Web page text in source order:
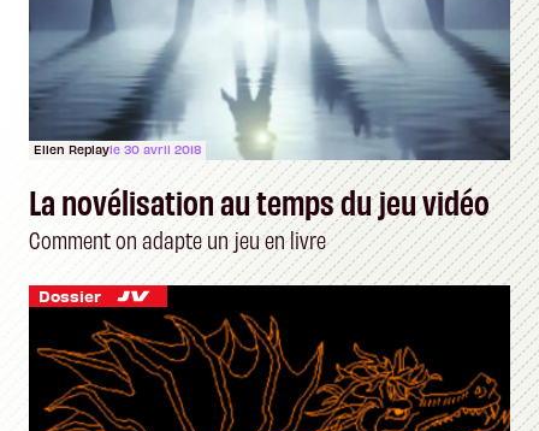
Ellen Replayle 30 avril 2018
La novélisation au temps du jeu vidéo
Comment on adapte un jeu en livre
Dossier